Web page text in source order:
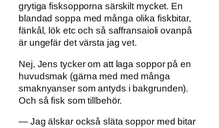
grytiga fisksopporna särskilt mycket. En
blandad soppa med många olika fiskbitar,
fänkål, lök etc och så saffransaioli ovanpå
är ungefär det värsta jag vet.
Nej, Jens tycker om att laga soppor på en
huvudsmak (gärna med med många
smaknyanser som antyds i bakgrunden).
Och så fisk som tillbehör.
— Jag älskar också släta soppor med bitar